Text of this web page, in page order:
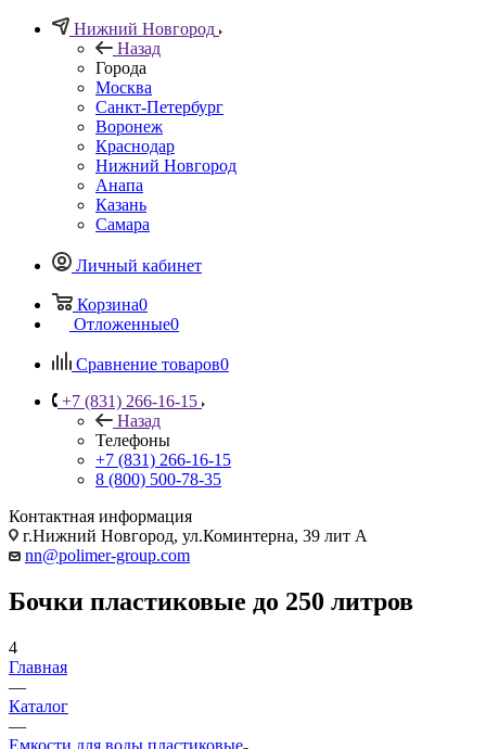
Нижний Новгород
Назад
Города
Москва
Санкт-Петербург
Воронеж
Краснодар
Нижний Новгород
Анапа
Казань
Самара
Личный кабинет
Корзина0
Отложенные0
Сравнение товаров0
+7 (831) 266-16-15
Назад
Телефоны
+7 (831) 266-16-15
8 (800) 500-78-35
Контактная информация
г.Нижний Новгород, ул.Коминтерна, 39 лит А
nn@polimer-group.com
Бочки пластиковые до 250 литров
4
Главная
—
Каталог
—
Емкости для воды пластиковые